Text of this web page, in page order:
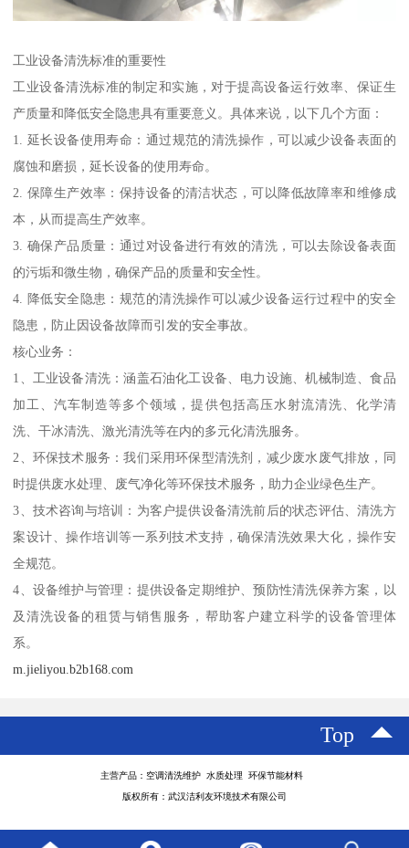
工业设备清洗标准的重要性
工业设备清洗标准的制定和实施，对于提高设备运行效率、保证生
产质量和降低安全隐患具有重要意义。具体来说，以下几个方面：
1. 延长设备使用寿命：通过规范的清洗操作，可以减少设备表面的
腐蚀和磨损，延长设备的使用寿命。
2. 保障生产效率：保持设备的清洁状态，可以降低故障率和维修成
本，从而提高生产效率。
3. 确保产品质量：通过对设备进行有效的清洗，可以去除设备表面
的污垢和微生物，确保产品的质量和安全性。
4. 降低安全隐患：规范的清洗操作可以减少设备运行过程中的安全
隐患，防止因设备故障而引发的安全事故。
核心业务：
1、工业设备清洗：涵盖石油化工设备、电力设施、机械制造、食品
加工、汽车制造等多个领域，提供包括高压水射流清洗、化学清
洗、干冰清洗、激光清洗等在内的多元化清洗服务。
2、环保技术服务：我们采用环保型清洗剂，减少废水废气排放，同
时提供废水处理、废气净化等环保技术服务，助力企业绿色生产。
3、技术咨询与培训：为客户提供设备清洗前后的状态评估、清洗方
案设计、操作培训等一系列技术支持，确保清洗效果大化，操作安
全规范。
4、设备维护与管理：提供设备定期维护、预防性清洗保养方案，以
及清洗设备的租赁与销售服务，帮助客户建立科学的设备管理体
系。
m.jieliyou.b2b168.com
Top
主营产品：空调清洗维护 水质处理 环保节能材料
版权所有：武汉洁利友环境技术有限公司